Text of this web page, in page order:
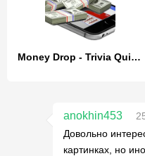
Money Drop - Trivia Quiz Game
anokhin453
Довольно
картинках, но